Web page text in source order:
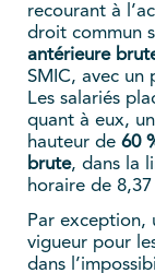
recourant à
droit commun
antérieure
SMIC, avec un
Les salariés
quant à eux,
hauteur de 60
brute, dans la
horaire de 8,37
Par exception,
vigueur pour
dans